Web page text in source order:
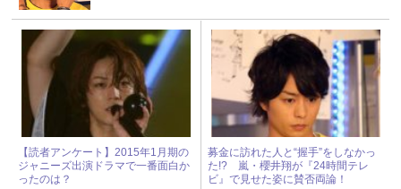
【読者アンケート】2015年1月期の
ジャニーズ出演ドラマで一番面白か
ったのは？
募金に訪れた人と“握手”をしなかっ
た!? 嵐・櫻井翔が『24時間テレ
ビ』で見せた姿に賛否両論！